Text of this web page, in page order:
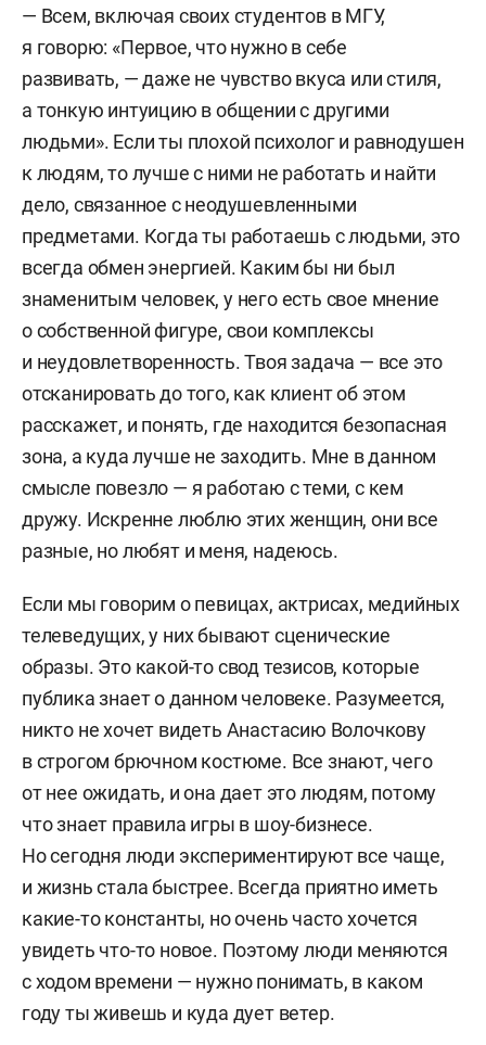
— Всем, включая своих студентов в МГУ,
я говорю: «Первое, что нужно в себе
развивать, — даже не чувство вкуса или стиля,
а тонкую интуицию в общении с другими
людьми». Если ты плохой психолог и равнодушен
к людям, то лучше с ними не работать и найти
дело, связанное с неодушевленными
предметами. Когда ты работаешь с людьми, это
всегда обмен энергией. Каким бы ни был
знаменитым человек, у него есть свое мнение
о собственной фигуре, свои комплексы
и неудовлетворенность. Твоя задача — все это
отсканировать до того, как клиент об этом
расскажет, и понять, где находится безопасная
зона, а куда лучше не заходить. Мне в данном
смысле повезло — я работаю с теми, с кем
дружу. Искренне люблю этих женщин, они все
разные, но любят и меня, надеюсь.
Если мы говорим о певицах, актрисах, медийных
телеведущих, у них бывают сценические
образы. Это какой-то свод тезисов, которые
публика знает о данном человеке. Разумеется,
никто не хочет видеть Анастасию Волочкову
в строгом брючном костюме. Все знают, чего
от нее ожидать, и она дает это людям, потому
что знает правила игры в шоу-бизнесе.
Но сегодня люди экспериментируют все чаще,
и жизнь стала быстрее. Всегда приятно иметь
какие-то константы, но очень часто хочется
увидеть что-то новое. Поэтому люди меняются
с ходом времени — нужно понимать, в каком
году ты живешь и куда дует ветер.